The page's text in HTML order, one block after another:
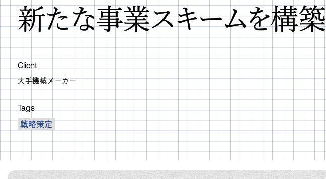
新たな事業スキームを構築
Client
大手機械メーカー
Tags
戦略策定